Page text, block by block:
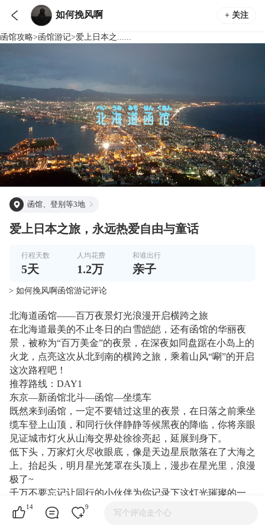
 如何挽风啊 + 关注
函馆攻略>函馆游记>爱上日本之......
函馆、登别等3地
爱上日本之旅，永远热爱自由与童话
行程天数
5天
人均花费
1.2万
和谁出行
亲子
> 如何挽风啊函馆游记评论
北海道函馆——百万夜景灯光浪漫开启横跨之旅
在北海道最美的不止冬日的白雪皑皑，还有函馆的华丽夜
景，被称为“百万美金”的夜景，在深夜如同盘踞在小岛上的
火龙，点亮这次从北到南的横跨之旅，乘着山风“唰”的开启
这次路程吧！
推荐路线：DAY1
东京—新函馆北斗—函馆—坐缆车
既然来到函馆，一定不要错过这里的夜景，在日落之前乘坐
缆车登上山顶，和同行伙伴静静等候黑夜的降临，你将亲眼
见证城市灯火从山海交界处徐徐亮起，延展到身下。
低下头，万家灯火尽收眼底，像是天边星辰散落在了大海之
上。抬起头，明月星光笼罩在头顶上，漫步在星光里，浪漫
极了~
千万不要忘记让同行的小伙伴为你记录下这灯光璀璨的一
幕，站在灯火上乘着山风留下美照，解锁人生每一次的新体
验~
14 9
写个评论走个心